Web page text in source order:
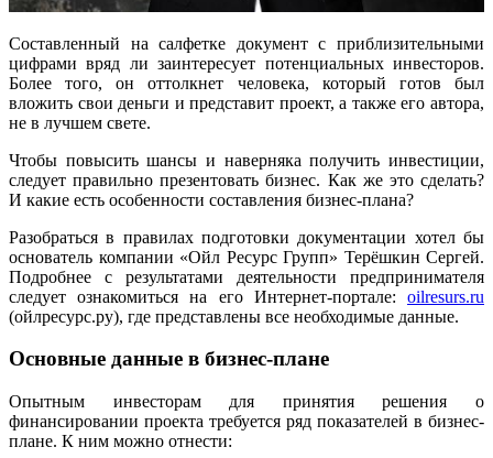
Составленный на салфетке документ с приблизительными
цифрами вряд ли заинтересует потенциальных инвесторов.
Более того, он оттолкнет человека, который готов был
вложить свои деньги и представит проект, а также его автора,
не в лучшем свете.
Чтобы повысить шансы и наверняка получить инвестиции,
следует правильно презентовать бизнес. Как же это сделать?
И какие есть особенности составления бизнес-плана?
Разобраться в правилах подготовки документации хотел бы
основатель компании «Ойл Ресурс Групп» Терёшкин Сергей.
Подробнее с результатами деятельности предпринимателя
следует ознакомиться на его Интернет-портале: oilresurs.ru
(ойлресурс.ру), где представлены все необходимые данные.
Основные данные в бизнес-плане
Опытным инвесторам для принятия решения о
финансировании проекта требуется ряд показателей в бизнес-
плане. К ним можно отнести: